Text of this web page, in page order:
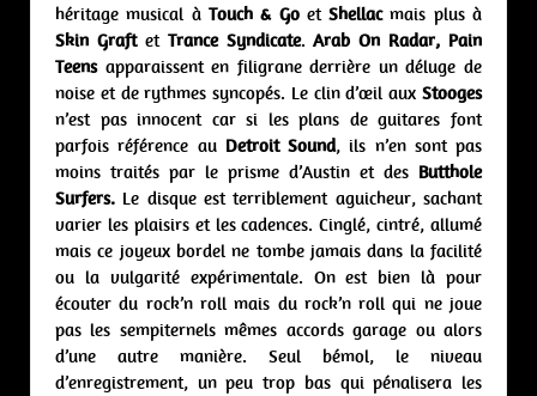
héritage musical à Touch & GoetShellacmais plus à
Skin Graftet Trance Syndicate.Arab On Radar, Pain
Teensapparaissent en filigrane derrière un déluge de
noise et de rythmes syncopés. Le clin d’œil aux Stooges
n’est pas innocent car si les plans de guitares font
parfois référence au Detroit Sound, ils n’en sont pas
moins traités par le prisme d’Austin et des Butthole
Surfers. Le disque est terriblement aguicheur, sachant
varier les plaisirs et les cadences. Cinglé, cintré, allumé
mais ce joyeux bordel ne tombe jamais dans la facilité
ou la vulgarité expérimentale. On est bien là pour
écouter du rock’n roll mais du rock’n roll qui ne joue
pas les sempiternels mêmes accords garage ou alors
d’une autre manière. Seul bémol, le niveau
d’enregistrement, un peu trop bas qui pénalisera les